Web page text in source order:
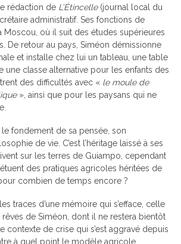
rédaction de L’Étincelle(journal local du
administratif. Ses fonctions de
Moscou, où il suit des études supérieures
De retour au pays, Siméon démissionne
et installe chez lui un tableau, une table
une classe alternative pour les enfants des
des difficultés avec « le moule de
», ainsi que pour les paysans qui ne
fondement de sa pensée, son
de vie. C’est l’héritage laissé à ses
sur les terres de Guiampo, cependant
des pratiques agricoles héritées de
combien de temps encore ?
traces d’une mémoire qui s’efface, celle
de Siméon, dont il ne restera bientôt
contexte de crise qui s’est aggravé depuis
à quel point le modèle agricole